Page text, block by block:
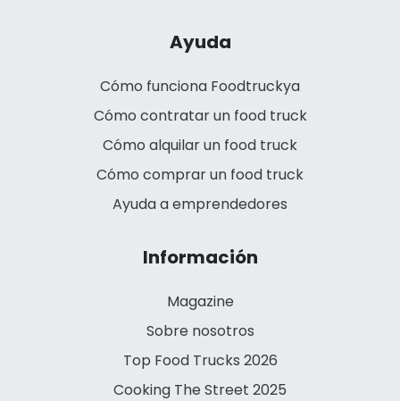
Ayuda
Cómo funciona Foodtruckya
Cómo contratar un food truck
Cómo alquilar un food truck
Cómo comprar un food truck
Ayuda a emprendedores
Información
Magazine
Sobre nosotros
Top Food Trucks 2026
Cooking The Street 2025